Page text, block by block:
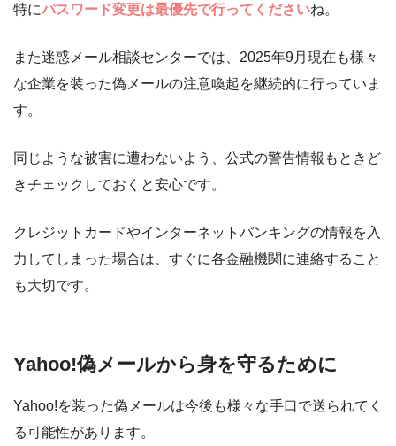
特にパスワード変更は最優先で行ってくださいね。
また迷惑メール相談センターでは、2025年9月現在も様々
な企業を装った偽メールの注意喚起を継続的に行っていま
す。
同じような被害に遭わないよう、公式の警告情報もときど
きチェックしておくと安心です。
クレジットカードやインターネットバンキングの情報を入
力してしまった場合は、すぐに各金融機関に連絡すること
も大切です。
Yahoo!偽メールから身を守るために
Yahoo!を装った偽メールは今後も様々な手口で送られてく
る可能性があります。